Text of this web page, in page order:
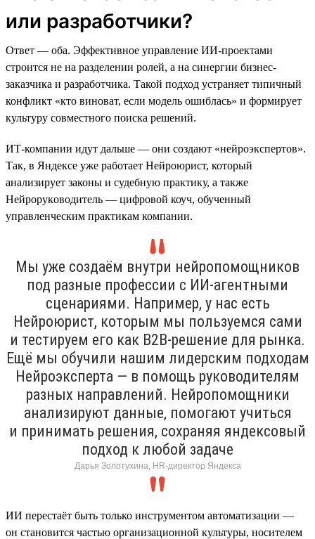
или разработчики?
Ответ — оба. Эффективное управление ИИ-проектами
строится не на разделении ролей, а на синергии бизнес-
заказчика и разработчика. Такой подход устраняет типичный
конфликт «кто виноват, если модель ошиблась» и формирует
культуру совместного поиска решений.
ИТ-компании идут дальше — они создают «нейроэкспертов».
Так, в Яндексе уже работает Нейроюрист, который
анализирует законы и судебную практику, а также
Нейрорукoводитель — цифровой коуч, обученный
управленческим практикам компании.
Мы уже создаём внутри нейропомощников
под разные профессии с ИИ-агентными
сценариями. Например, у нас есть
Нейроюрист, которым мы пользуемся сами
и тестируем его как B2B-решение для рынка.
Ещё мы обучили нашим лидерским подходам
Нейроэксперта — в помощь руководителям
разных направлений. Нейропомощники
анализируют данные, помогают учиться
и принимать решения, сохраняя яндексовый
подход к любой задаче
Дарья Золотухина, HR-директор Яндекса
ИИ перестаёт быть только инструментом автоматизации —
он становится частью организационной культуры, носителем